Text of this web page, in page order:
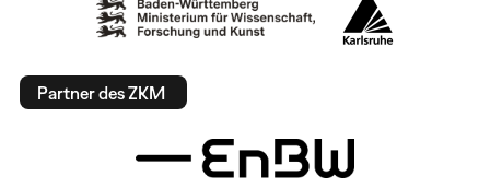
Partner des ZKM